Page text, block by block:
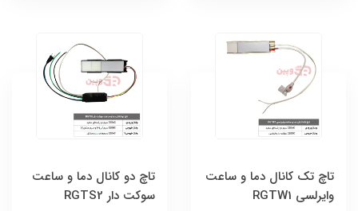
تاچ تک کانال دما و ساعت
وایرلسی RGTW1
تاچ دو کانال دما و ساعت
سوکت دار RGTS2